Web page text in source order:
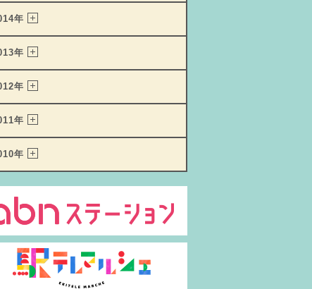
年
年
年
年
年